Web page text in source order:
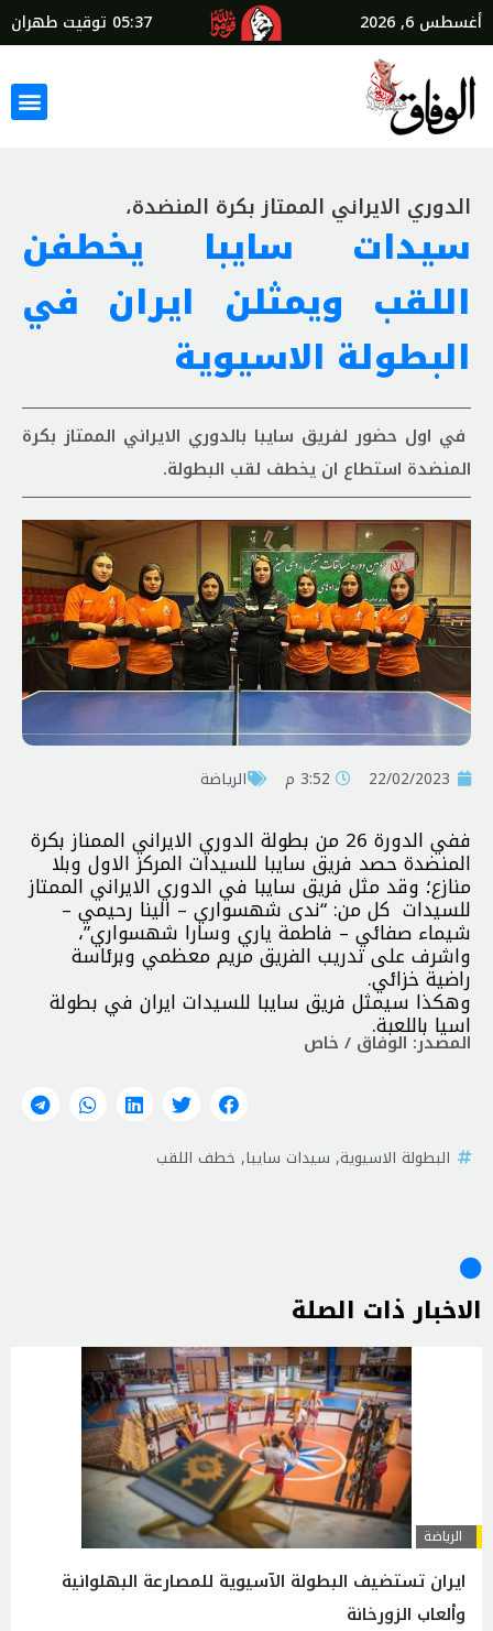
أغسطس 6, 2026 05:37 توقيت طهران
الدوري الايراني الممتاز بكرة المنضدة،
سيدات سايبا يخطفن
اللقب ويمثلن ايران في
البطولة الاسيوية
في اول حضور لفريق سايبا بالدوري الايراني الممتاز بكرة
المنضدة استطاع ان يخطف لقب البطولة.
22/02/2023 3:52 م الرياضة
ففي الدورة 26 من بطولة الدوري الايراني الممناز بكرة
المنضدة حصد فريق سايبا للسيدات المركز الاول وبلا
منازع؛ وقد مثل فريق سايبا في الدوري الايراني الممتاز
للسيدات كل من: “ندى شهسواري – الينا رحيمي –
شيماء صفائي – فاطمة ياري وسارا شهسواري”،
واشرف على تدريب الفريق مريم معظمي وبرئاسة
راضية خزائي.
وهكذا سيمثل فريق سايبا للسيدات ايران في بطولة
اسيا باللعبة.
المصدر: الوفاق / خاص
البطولة الاسيوية, سيدات سايبا, خطف اللقب
الاخبار ذات الصلة
الرياضة
ایران تستضیف البطولة الآسيوية للمصارعة البهلوانية
وألعاب الزورخانة